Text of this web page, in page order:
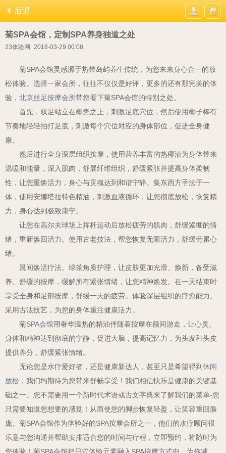
后退
菊SPA会馆，定制SPA养身独道之处
23体验网 2018-03-29 00:08
菊SPA会馆灵感源于热带岛屿养生传统，为您来来身心合一的放
松体验。选择一家会所，往往不仅仅是好评，更多的还有那完美的体
验， 北京丝足按摩会所带您看下菊SPA会馆的特别之处。
首先，双足站立在椰壳之上，刺激足底穴位 ，然后使用椰子棒有
节奏地轻轻拍打足底，刺激每个穴位对应的身体部位，促进全身健
康。
然后进行全身深层组织按摩，使用营养丰富的热椰油为身体带来
温暖和能量，深入肌肉，舒展纤维组织，舒缓紧张并提高身体柔韧
性，让您重焕活力，身心与灵魂达到和谐宁静。集东西方手法于一
体，使用安娜塔拉特色精油，刺激血液循环，让您彻底放松，恢复精
力，身心达到极致康宁。
让您在高尔夫球场上挥杆运动后放松疲劳的肌肉，舒缓紧绷的情
绪，重新焕回活力。使用古老技法，帮您恢复无限活力，舒缓劳累心
绪。
晨间焕活疗法。绿茶角质护理，让皮肤更加光滑、焕新，备受滋
养。舒缓的按摩，缓解所有紧张情绪，让您精神焕发。在一天结束时
享受全身和足部按摩，舒缓一天的疲劳。体验深层组织的疗愈能力。
采用古法技艺，为您的身体重注健康活力。
菊SPA会馆用奢华温热的精油伴随着按摩在额间游走，让心灵、
身体和精神达到彻底的宁静，促进大脑，提高记忆力，为头发和头皮
提供养分，舒缓紧张情绪。
无论您是水疗爱好者，还是健康新达人，甚至只是希望得到 休闲
放松 ，我们均期待为您带来舒畅享受！我们相信快乐是健康的关键基
础之一。您不需要用一个新时代术语或古文字典来了解我们的菜单-您
只需要知道您想要的感觉！从而使您的脚步恢复轻盈，让笑容重回脸
庞。菊SPA会馆作为体验好的SPA按摩会所之一，他们的水疗顾问很
乐意与您沟通并帮助安排适合您的时间与疗程，立即预约，将随时为